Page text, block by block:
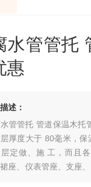
水管管托
惠
述：
托管卡 量大优惠定做、安装时注意事项：当
厚度大于 80毫米，
定做、施 工，而且
座、仪表管座、支座